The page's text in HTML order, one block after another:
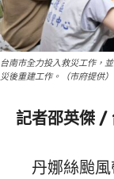
台南市全力投入救災工作，
災後重建工作。（市府提供）
記者邵英傑 /
丹娜絲颱風